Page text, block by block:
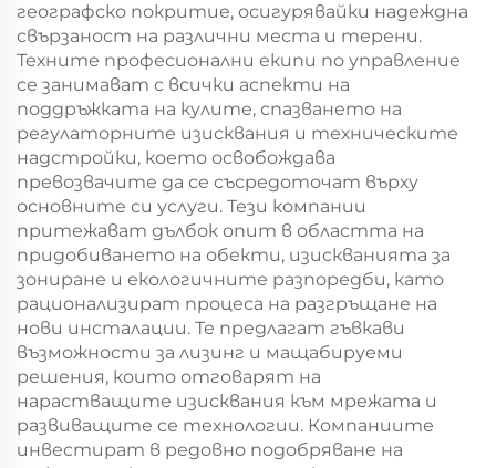
географско покритие, осигурявайки надеждна
свързаност на различни места и терени.
Техните професионални екипи по управление
се занимават с всички аспекти на
поддръжката на кулите, спазването на
регулаторните изисквания и техническите
надстройки, което освобождава
превозвачите да се съсредоточат върху
основните си услуги. Тези компании
притежават дълбок опит в областта на
придобиването на обекти, изискванията за
зониране и екологичните разпоредби, като
рационализират процеса на разгръщане на
нови инсталации. Те предлагат гъвкави
възможности за лизинг и мащабируеми
решения, които отговарят на
нарастващите изисквания към мрежата и
развиващите се технологии. Компаниите
инвестират в редовно подобряване на